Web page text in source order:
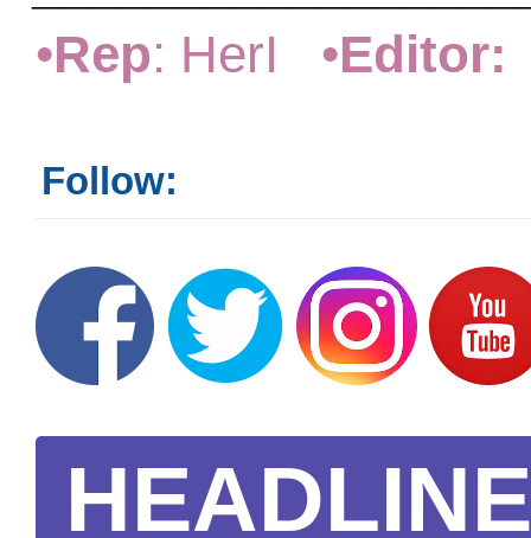
•Rep: HerI •Editor:
Follow:
HEADLINE